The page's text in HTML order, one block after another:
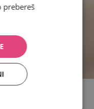
prebereš